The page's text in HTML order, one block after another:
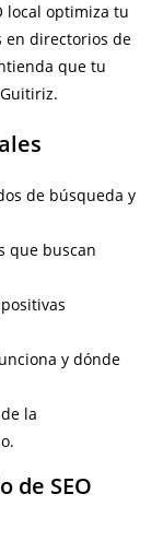
local optimiza tu
en directorios de
que tu
de búsqueda y
que buscan
y dónde
la
de SEO